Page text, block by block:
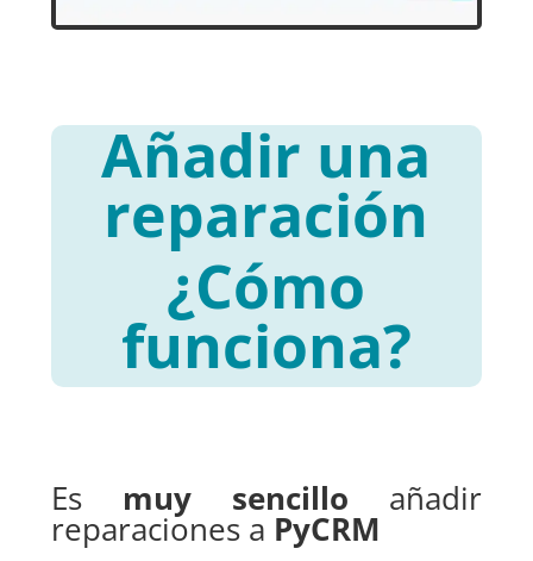
Añadir una
reparación
¿Cómo
funciona?
Es muy sencillo añadir
reparaciones a PyCRM